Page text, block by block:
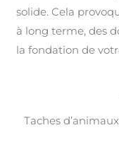
solide. Cela
à long terme, des
la fondation de
Taches